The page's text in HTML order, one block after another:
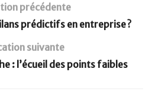
précédente
prédictifs en entreprise ?
suivante
: l’écueil des points faibles